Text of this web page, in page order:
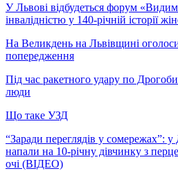
У Львові відбудеться форум
інвалідністю у 140-річній історії
На Великдень на Львівщині
попередження
Під час ракетного удару по
люди
Що таке УЗД
“Заради переглядів у сомережах”: у
напали на 10-річну дівчинку з
очі (ВІДЕО)